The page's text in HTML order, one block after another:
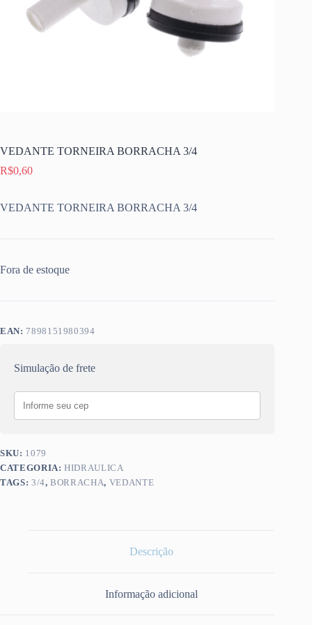
VEDANTE TORNEIRA BORRACHA 3/4
R$0,60
VEDANTE TORNEIRA BORRACHA 3/4
Fora de estoque
EAN: 7898151980394
Simulação de frete
SKU: 1079
CATEGORIA:HIDRAULICA
TAGS: 3/4,BORRACHA, VEDANTE
Descrição
Informação adicional